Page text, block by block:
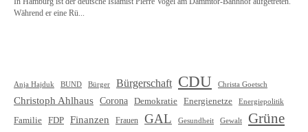
Anja Hajduk BUND Bürger Bürgerschaft CDU Christa Goetsch
Christoph Ahlhaus Corona Demokratie Energienetze Energiepolitik
Familie FDP Finanzen Frauen GAL Gesundheit Gewalt Grüne